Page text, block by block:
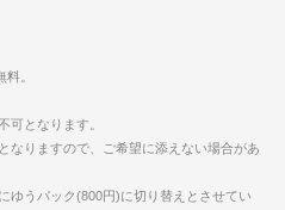
。
可となります。
なりますので、ご希望に添えない場合があ
ゆうパック(800円)に切り替えとさせてい